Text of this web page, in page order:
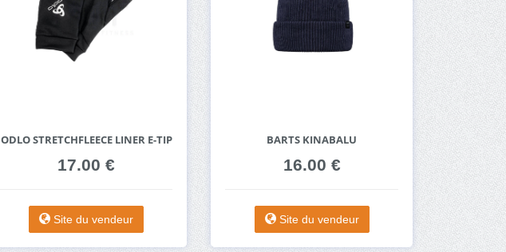
ODLO STRETCHFLEECE LINER E-TIP
17.00 €
Site du vendeur
BARTS KINABALU
16.00 €
Site du vendeur